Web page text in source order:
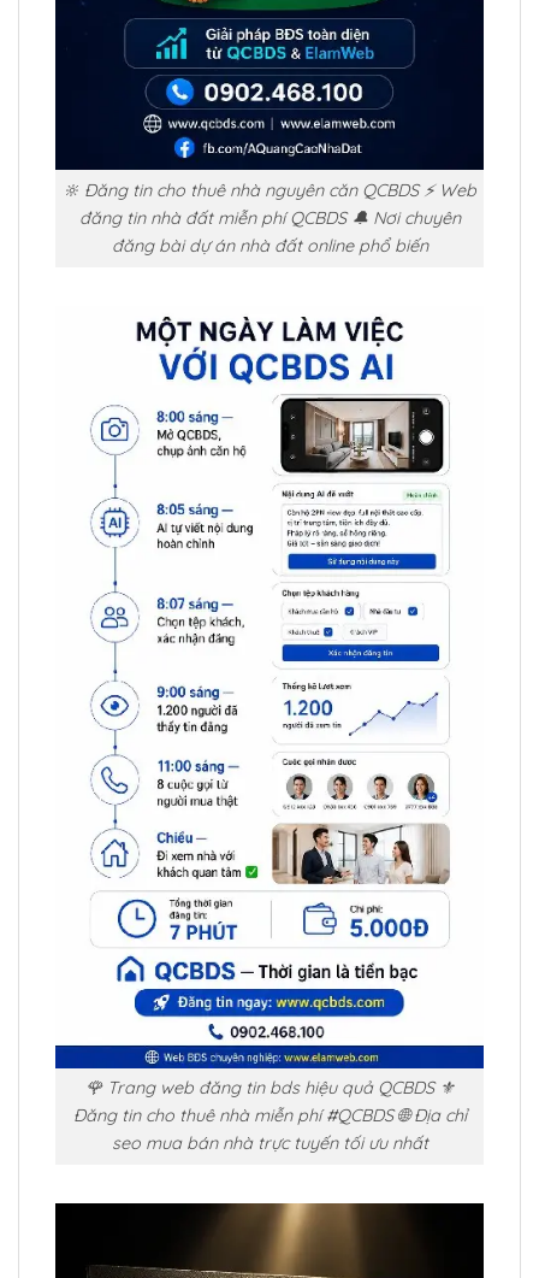
🔆 Đăng tin cho thuê nhà nguyên căn QCBDS ⚡ Web
đăng tin nhà đất miễn phí QCBDS 🔔 Nơi chuyên
đăng bài dự án nhà đất online phổ biến
🌹 Trang web đăng tin bds hiệu quả QCBDS ⚜️
Đăng tin cho thuê nhà miễn phí #QCBDS 🌐 Địa chỉ
seo mua bán nhà trực tuyến tối ưu nhất